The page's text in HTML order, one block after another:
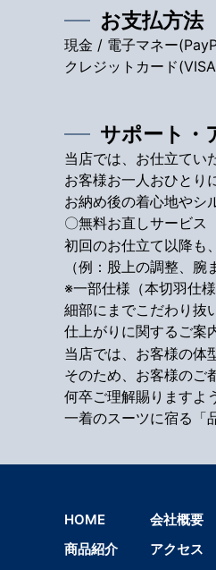
お支払方法
現金 / 電子マネー
クレジットカード
サポート・
当店では、お仕立てい
お客様お一人おひとり
お納め後の着心地やシ
〇無料お直しサービス
初回のお仕立て以降も
（例：股上の調整、腕
※一部仕様（本切羽仕
細部にまでこだわり抜
仕上がりに関するご案
当店では、お客様の体
そのため、お客様のご
何卒ご理解賜りますよ
一着のスーツに宿る「
HOME
商品紹介
会社概要
アクセス